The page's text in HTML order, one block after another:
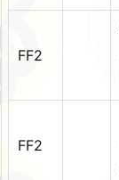
FF2
FF2